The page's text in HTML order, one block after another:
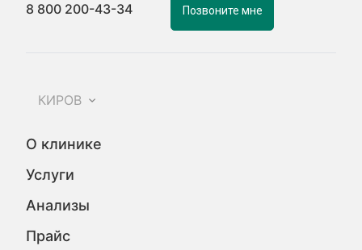
8 800 200-43-34 Позвоните мне
КИРОВ
О клинике
Услуги
Анализы
Прайс